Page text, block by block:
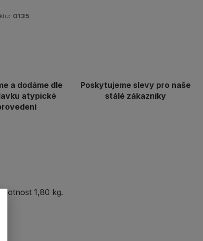
0135
a dodáme dle
atypické
Poskytujeme slevy pro naše
stálé zákazníky
1,80 kg.